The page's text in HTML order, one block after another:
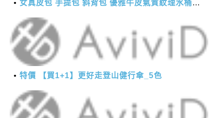
女真皮包 手提包 斜背包 優雅牛皮氣質紋理水桶包(2色)【XBO7950112】＊艾美時尚(現+預)
特價 【買1+1】更好走登山健行傘_5色